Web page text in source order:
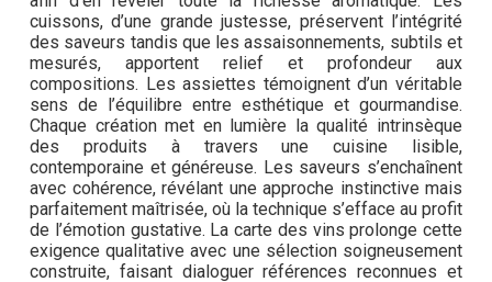
cuissons, d’une grande justesse, préservent l’intégrité
des saveurs tandis que les assaisonnements, subtils et
mesurés, apportent relief et profondeur aux
compositions. Les assiettes témoignent d’un véritable
sens de l’équilibre entre esthétique et gourmandise.
Chaque création met en lumière la qualité intrinsèque
des produits à travers une cuisine lisible,
contemporaine et généreuse. Les saveurs s’enchaînent
avec cohérence, révélant une approche instinctive mais
parfaitement maîtrisée, où la technique s’efface au profit
de l’émotion gustative. La carte des vins prolonge cette
exigence qualitative avec une sélection soigneusement
construite, faisant dialoguer références reconnues et